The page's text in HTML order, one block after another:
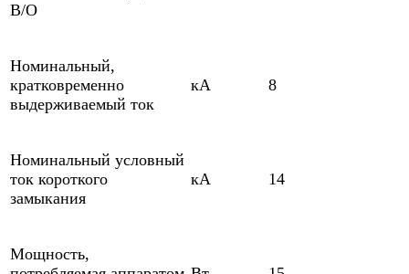
В/О
Номинальный,
кратковременно
выдерживаемый ток
кА 8
Номинальный условный
ток короткого
замыкания
кА 14
Мощность,